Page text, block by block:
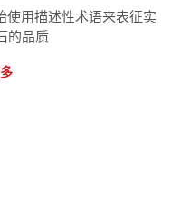
使用描述性术语来表征实
的品质